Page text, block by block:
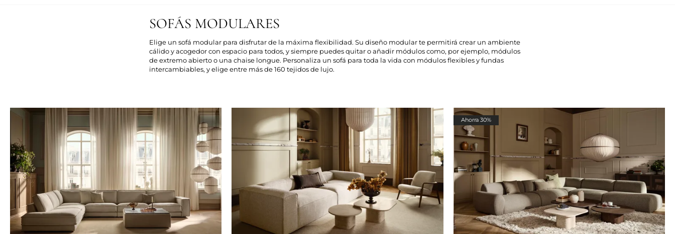
SOFÁS MODULARES
Elige un sofá modular para disfrutar de la máxima flexibilidad. Su diseño modular te permitirá crear un ambiente
cálido y acogedor con espacio para todos, y siempre puedes quitar o añadir módulos como, por ejemplo, módulos
de extremo abierto o una chaise longue. Personaliza un sofá para toda la vida con módulos flexibles y fundas
intercambiables, y elige entre más de 160 tejidos de lujo.
Ahorra 30%